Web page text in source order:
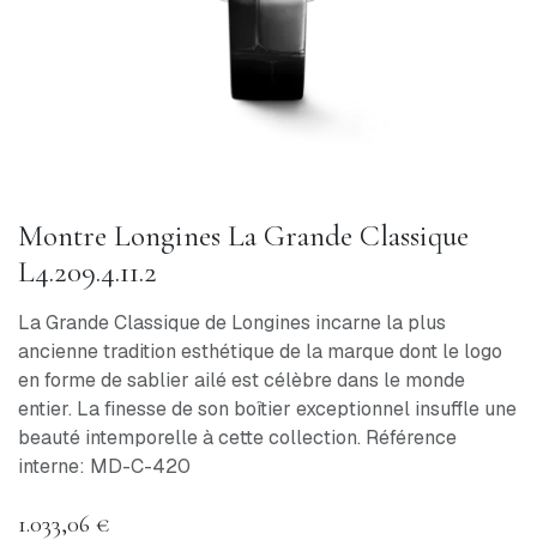
Montre Longines La Grande Classique
L4.209.4.11.2
La Grande Classique de Longines incarne la plus
ancienne tradition esthétique de la marque dont le logo
en forme de sablier ailé est célèbre dans le monde
entier. La finesse de son boîtier exceptionnel insuffle une
beauté intemporelle à cette collection. Référence
interne: MD-C-420
1.033,06 €